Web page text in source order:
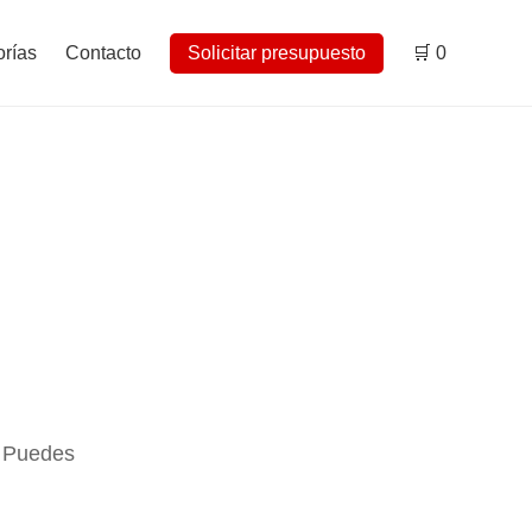
Contacto Solicitar presupuesto 🛒 0